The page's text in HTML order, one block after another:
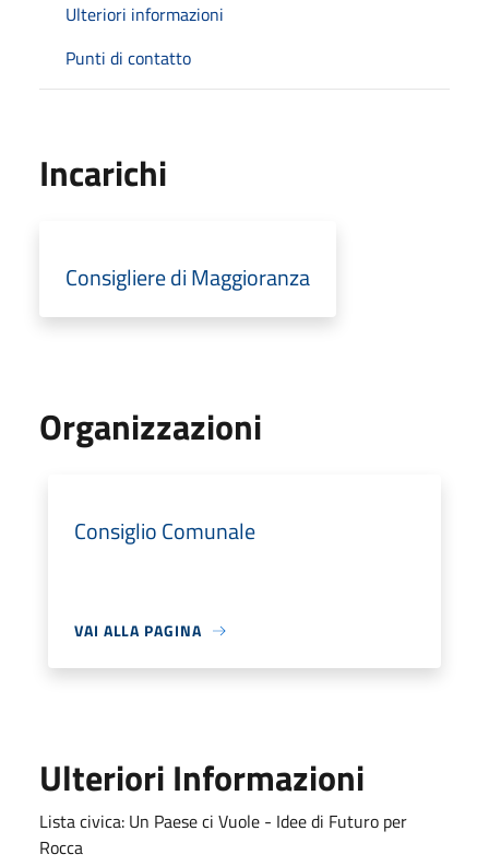
Ulteriori informazioni
Punti di contatto
Incarichi
Consigliere di Maggioranza
Organizzazioni
Consiglio Comunale
VAI ALLA PAGINA
Ulteriori Informazioni
Lista civica: Un Paese ci Vuole - Idee di Futuro per
Rocca